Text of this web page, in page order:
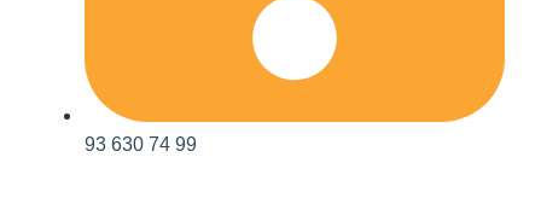
93 630 74 99